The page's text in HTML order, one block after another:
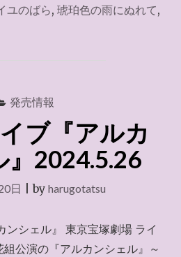
に
・
劇
"
ユのばら, 琥珀色の雨にぬれて,
発売情報
ブ『アルカ
』2024.5.26
日 |by harugotatsu
ンシェル』 東京宝塚劇場 ライ
公演の『アルカンシェル』～